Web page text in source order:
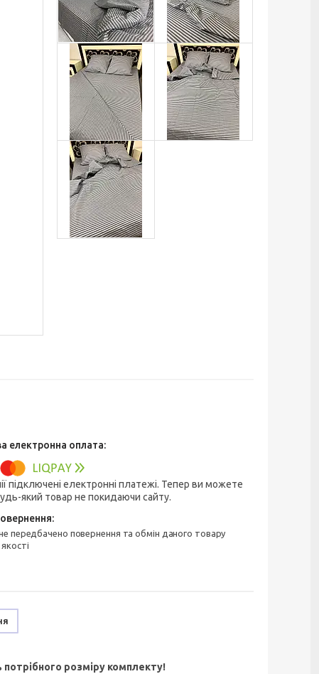
підключені електронні платежі. Тепер ви можете
який товар не покидаючи сайту.
розміру комплекту!